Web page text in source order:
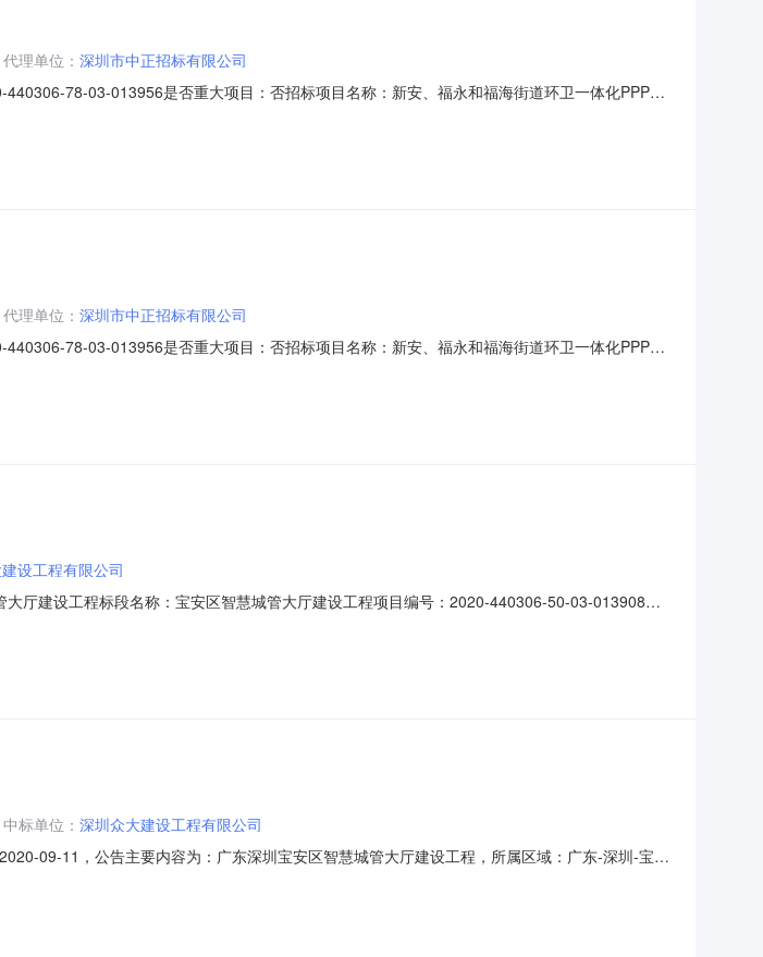
代理单位： 深圳市中正招标有限公司
78-03-013956是否重大项目：否招标项目名称：新安、福永和福海街道环卫一体化PPP项
街道停车场建设项目;公告基本信息公告性质：正常公告公告发布时间：2022-0
代理单位： 深圳市中正招标有限公司
78-03-013956是否重大项目：否招标项目名称：新安、福永和福海街道环卫一体化PPP项
街道停车场建设项目;公告基本信息公告性质：正常公告公告发布时间：2022-0
设工程有限公司
厅建设工程标段名称：宝安区智慧城管大厅建设工程项目编号：2020-440306-50-03-013908公
级资格证书编号：粤144060701810
中标单位： 深圳众大建设工程有限公司
09-11，公告主要内容为：广东深圳宝安区智慧城管大厅建设工程，所属区域：广东-深圳-宝安
09-1609:46招标人：深圳宝安盈联城市服务有限